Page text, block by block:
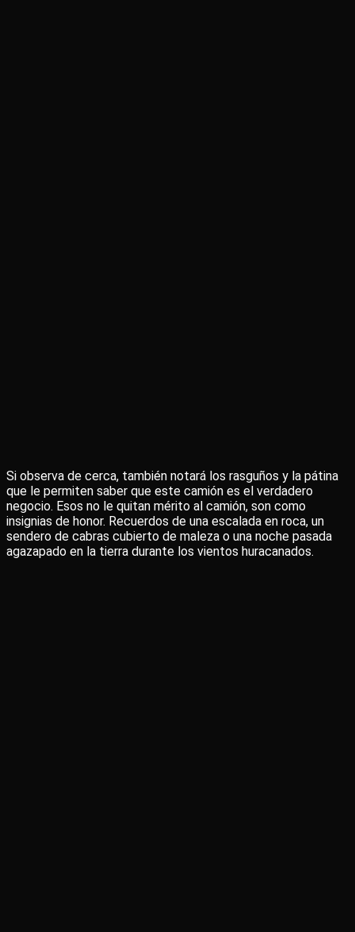
Si observa de cerca, también notará los rasguños y la pátina
que le permiten saber que este camión es el verdadero
negocio. Esos no le quitan mérito al camión, son como
insignias de honor. Recuerdos de una escalada en roca, un
sendero de cabras cubierto de maleza o una noche pasada
agazapado en la tierra durante los vientos huracanados.